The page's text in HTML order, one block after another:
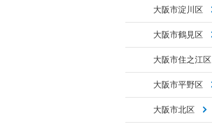
大阪市淀川区
大阪市鶴見区
大阪市住之江区
大阪市平野区
大阪市北区